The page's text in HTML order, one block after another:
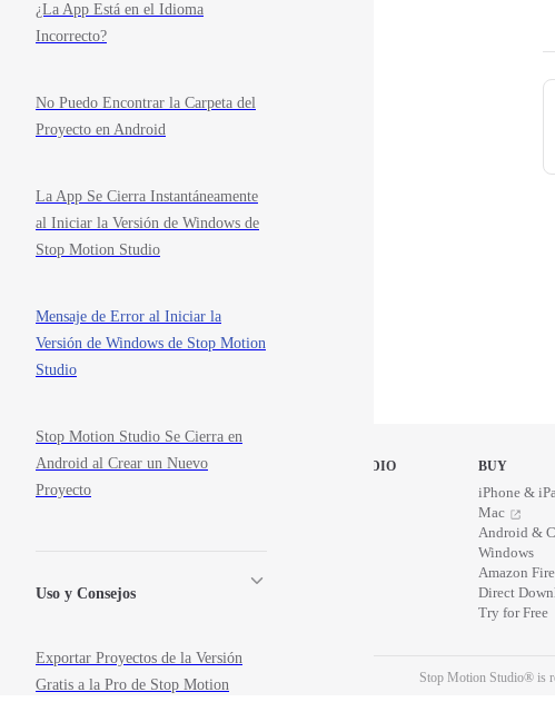
¿La App Está en el Idioma
Incorrecto?
No Puedo Encontrar la Carpeta del
Proyecto en Android
La App Se Cierra Instantáneamente
al Iniciar la Versión de Windows de
Stop Motion Studio
Mensaje de Error al Iniciar la
Versión de Windows de Stop Motion
Studio
Stop Motion Studio Se Cierra en
Android al Crear un Nuevo
Proyecto
Uso y Consejos
Exportar Proyectos de la Versión
Gratis a la Pro de Stop Motion
STOP MOTION STUDIO BUY
iPhone &
Mac
Android &
Windows
Amazon Fire
Direct
Try for Free
Stop Motion Studio® is